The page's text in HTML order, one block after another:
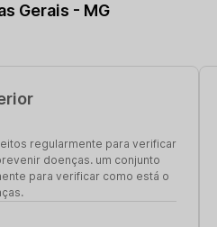
Gerais - MG
regularmente para verificar
doenças. um conjunto
para verificar como está o